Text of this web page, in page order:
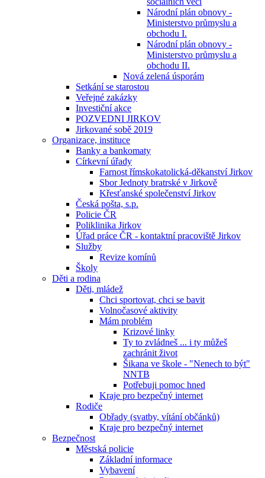
Národní plán obnovy -
Ministerstvo průmyslu a
obchodu I.
Národní plán obnovy -
Ministerstvo průmyslu a
obchodu II.
Nová zelená úsporám
Setkání se starostou
Veřejné zakázky
Investiční akce
POZVEDNI JIRKOV
Jirkované sobě 2019
Organizace, instituce
Banky a bankomaty
Církevní úřady
Farnost římskokatolická-děkanství Jirkov
Sbor Jednoty bratrské v Jirkově
Křesťanské společenství Jirkov
Česká pošta, s.p.
Policie ČR
Poliklinika Jirkov
Úřad práce ČR - kontaktní pracoviště Jirkov
Služby
Revize komínů
Školy
Děti a rodina
Děti, mládež
Chci sportovat, chci se bavit
Volnočasové aktivity
Mám problém
Krizové linky
Ty to zvládneš ... i ty můžeš
zachránit život
Šikana ve škole - "Nenech to být"
NNTB
Potřebuji pomoc hned
Kraje pro bezpečný internet
Rodiče
Obřady (svatby, vítání občánků)
Kraje pro bezpečný internet
Bezpečnost
Městská policie
Základní informace
Vybavení